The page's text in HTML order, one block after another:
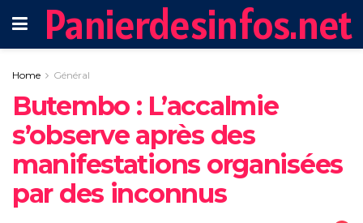
Panierdesinfos.net
Home Général
Butembo : L’accalmie
s’observe après des
manifestations organisées
par des inconnus